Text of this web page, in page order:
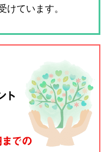
ています。